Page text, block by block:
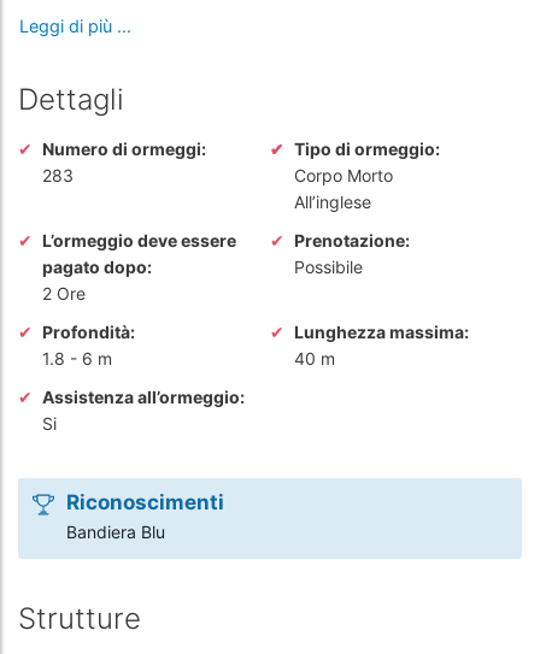
Leggi di più ...
Dettagli
Numero di ormeggi:
283
Tipo di ormeggio:
Corpo Morto
All’inglese
L’ormeggio deve essere
pagato dopo:
2 Ore
Prenotazione:
Possibile
Profondità:
1.8 - 6 m
Lunghezza massima:
40 m
Assistenza all’ormeggio:
Si
Riconoscimenti
Bandiera Blu
Strutture